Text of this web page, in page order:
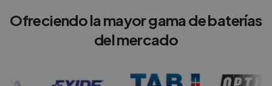
Ofreciendo la mayor gama de baterías
del mercado